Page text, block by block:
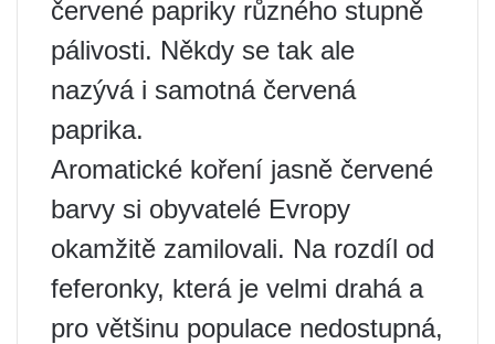
červené papriky různého stupně
pálivosti. Někdy se tak ale
nazývá i samotná červená
paprika.
Aromatické koření jasně červené
barvy si obyvatelé Evropy
okamžitě zamilovali. Na rozdíl od
feferonky, která je velmi drahá a
pro většinu populace nedostupná,